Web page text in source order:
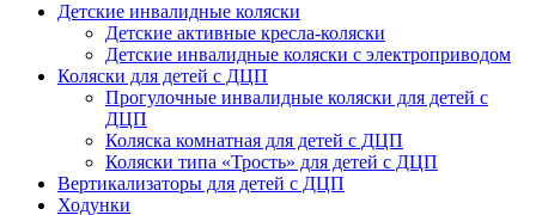
Детские инвалидные коляски
Детские активные кресла-коляски
Детские инвалидные коляски с электроприводом
Коляски для детей с ДЦП
Прогулочные инвалидные коляски для детей с
ДЦП
Коляска комнатная для детей с ДЦП
Коляски типа «Трость» для детей с ДЦП
Вертикализаторы для детей с ДЦП
Ходунки